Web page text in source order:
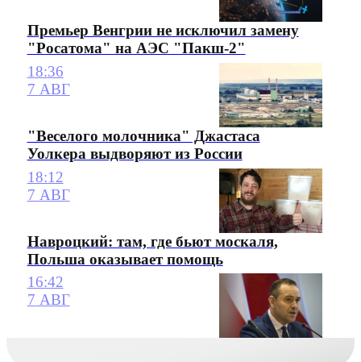
Премьер Венгрии не исключил замену
"Росатома" на АЭС "Пакш-2"
18:36
7 АВГ
"Веселого молочника" Джастаса
Уолкера выдворяют из России
18:12
7 АВГ
Навроцкий: там, где бьют москаля,
Польша оказывает помощь
16:42
7 АВГ